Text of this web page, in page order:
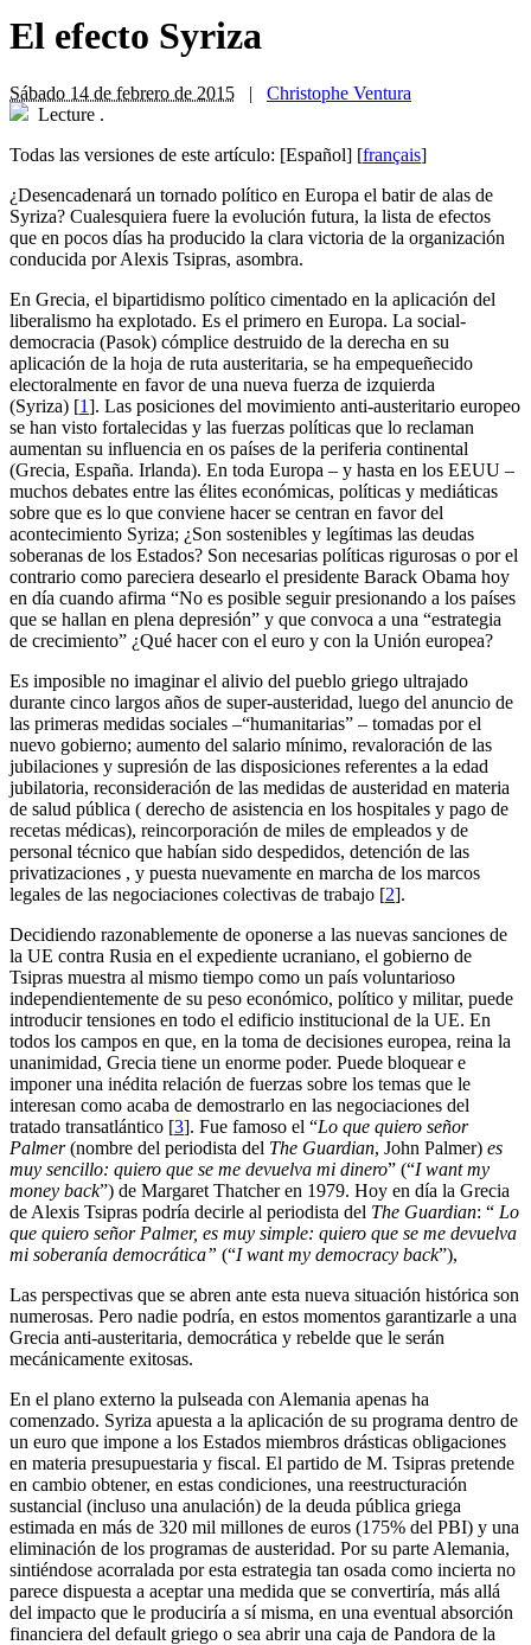
El efecto Syriza
Sábado 14 de febrero de 2015 | Christophe Ventura
Lecture .
Todas las versiones de este artículo: [Español] [français]
¿Desencadenará un tornado político en Europa el batir de alas de
Syriza? Cualesquiera fuere la evolución futura, la lista de efectos
que en pocos días ha producido la clara victoria de la organización
conducida por Alexis Tsipras, asombra.
En Grecia, el bipartidismo político cimentado en la aplicación del
liberalismo ha explotado. Es el primero en Europa. La social-
democracia (Pasok) cómplice destruido de la derecha en su
aplicación de la hoja de ruta austeritaria, se ha empequeñecido
electoralmente en favor de una nueva fuerza de izquierda
(Syriza) [1]. Las posiciones del movimiento anti-austeritario europeo
se han visto fortalecidas y las fuerzas políticas que lo reclaman
aumentan su influencia en os países de la periferia continental
(Grecia, España. Irlanda). En toda Europa – y hasta en los EEUU –
muchos debates entre las élites económicas, políticas y mediáticas
sobre que es lo que conviene hacer se centran en favor del
acontecimiento Syriza; ¿Son sostenibles y legítimas las deudas
soberanas de los Estados? Son necesarias políticas rigurosas o por el
contrario como pareciera desearlo el presidente Barack Obama hoy
en día cuando afirma “No es posible seguir presionando a los países
que se hallan en plena depresión” y que convoca a una “estrategia
de crecimiento” ¿Qué hacer con el euro y con la Unión europea?
Es imposible no imaginar el alivio del pueblo griego ultrajado
durante cinco largos años de super-austeridad, luego del anuncio de
las primeras medidas sociales –“humanitarias” – tomadas por el
nuevo gobierno; aumento del salario mínimo, revaloración de las
jubilaciones y supresión de las disposiciones referentes a la edad
jubilatoria, reconsideración de las medidas de austeridad en materia
de salud pública ( derecho de asistencia en los hospitales y pago de
recetas médicas), reincorporación de miles de empleados y de
personal técnico que habían sido despedidos, detención de las
privatizaciones , y puesta nuevamente en marcha de los marcos
legales de las negociaciones colectivas de trabajo [2].
Decidiendo razonablemente de oponerse a las nuevas sanciones de
la UE contra Rusia en el expediente ucraniano, el gobierno de
Tsipras muestra al mismo tiempo como un país voluntarioso
independientemente de su peso económico, político y militar, puede
introducir tensiones en todo el edificio institucional de la UE. En
todos los campos en que, en la toma de decisiones europea, reina la
unanimidad, Grecia tiene un enorme poder. Puede bloquear e
imponer una inédita relación de fuerzas sobre los temas que le
interesan como acaba de demostrarlo en las negociaciones del
tratado transatlántico [3]. Fue famoso el “Lo que quiero señor
Palmer(nombre del periodista del The Guardian, John Palmer) es
muy sencillo: quiero que se me devuelva mi dinero” (“I want my
money back”) de Margaret Thatcher en 1979. Hoy en día la Grecia
de Alexis Tsipras podría decirle al periodista del The Guardian: “ Lo
que quiero señor Palmer, es muy simple: quiero que se me devuelva
mi soberanía democrática” (“I want my democracy back”),
Las perspectivas que se abren ante esta nueva situación histórica son
numerosas. Pero nadie podría, en estos momentos garantizarle a una
Grecia anti-austeritaria, democrática y rebelde que le serán
mecánicamente exitosas.
En el plano externo la pulseada con Alemania apenas ha
comenzado. Syriza apuesta a la aplicación de su programa dentro de
un euro que impone a los Estados miembros drásticas obligaciones
en materia presupuestaria y fiscal. El partido de M. Tsipras pretende
en cambio obtener, en estas condiciones, una reestructuración
sustancial (incluso una anulación) de la deuda pública griega
estimada en más de 320 mil millones de euros (175% del PBI) y una
eliminación de los programas de austeridad. Por su parte Alemania,
sintiéndose acorralada por esta estrategia tan osada como incierta no
parece dispuesta a aceptar una medida que se convertiría, más allá
del impacto que le produciría a sí misma, en una eventual absorción
financiera del default griego o sea abrir una caja de Pandora de la